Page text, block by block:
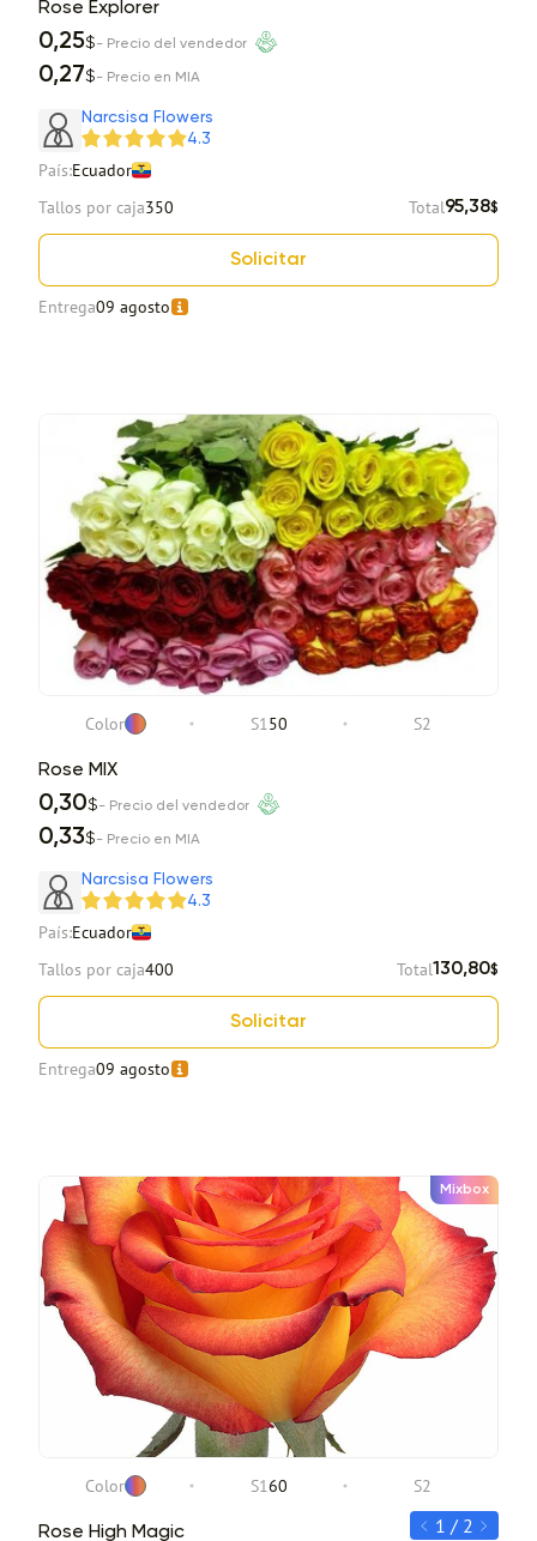
Rose Explorer
0,25$- Precio del vendedor
0,27$- Precio en MIA
Narcsisa Flowers
4.3
País:Ecuador
Tallos por caja350 Total95,38$
Solicitar
Entrega09 agosto
Color S150 S2
Rose MIX
0,30$- Precio del vendedor
0,33$- Precio en MIA
Narcsisa Flowers
4.3
País:Ecuador
Tallos por caja400 Total130,80$
Solicitar
Entrega09 agosto
Mixbox
Color S160 S2
Rose High Magic 1 / 2